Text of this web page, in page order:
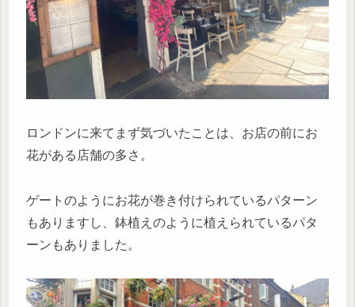
ロンドンに来てまず気づいたことは、お店の前にお
花がある店舗の多さ。
ゲートのようにお花が巻き付けられているパターン
もありますし、鉢植えのように植えられているパタ
ーンもありました。